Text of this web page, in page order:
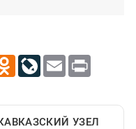
Odnoklassniki
LiveJournal
Email Print
УЗЕЛ